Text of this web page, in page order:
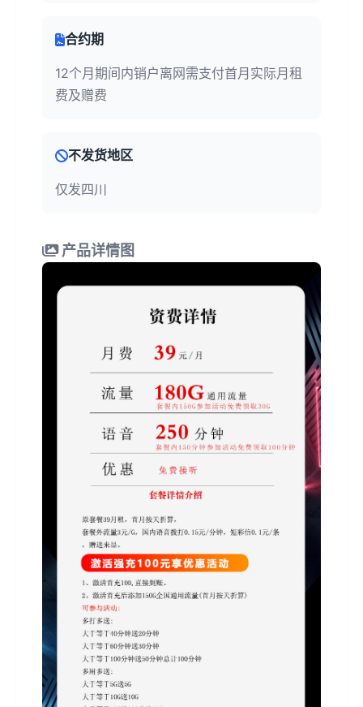
合约期
12个月期间内销户离网需支付首月实际月租
费及赠费
不发货地区
仅发四川
产品详情图